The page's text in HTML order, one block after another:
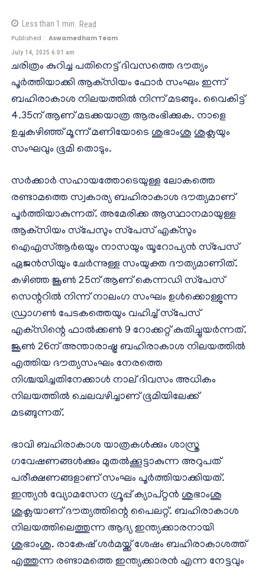
Less than 1 min. Read
Published : Aswamedham Team
July 14, 2025 6:01 am
ചരിത്രം കുറിച്ച പതിനെട്ട് ദിവസത്തെ ദൗത്യം
പൂര്‍ത്തിയാക്കി ആക്‌സിയം ഫോര്‍ സംഘം ഇന്ന്
ബഹിരാകാശ നിലയത്തില്‍ നിന്ന് മടങ്ങും. വൈകിട്ട്
4.35ന് ആണ് മടക്കയാത്ര ആരംഭിക്കുക. നാളെ
ഉച്ചകഴിഞ്ഞ് മൂന്ന് മണിയോടെ ശുഭാംശു ശുക്ലയും
സംഘവും ഭൂമി തൊടും.
സര്‍ക്കാര്‍ സഹായത്തോടെയുള്ള ലോകത്തെ
രണ്ടാമത്തെ സ്വകാര്യ ബഹിരാകാശ ദൗത്യമാണ്
പൂര്‍ത്തിയാകുന്നത്. അമേരിക്ക ആസ്ഥാനമായുള്ള
ആക്‌സിയം സ്‌പേസും സ്‌പേസ് എക്‌സും
ഐഎസ്ആര്‍ഒയും നാസയും യൂറോപ്യന്‍ സ്‌പേസ്
ഏജന്‍സിയും ചേര്‍ന്നുള്ള സംയുക്ത ദൗത്യമാണിത്.
കഴിഞ്ഞ ജൂണ്‍ 25ന് ആണ് കെന്നഡി സ്‌പേസ്
സെന്ററില്‍ നിന്ന് നാലംഗ സംഘം ഉള്‍ക്കൊള്ളുന്ന
ഡ്രാഗണ്‍ പേടകത്തെയും വഹിച്ച് സ്‌പേസ്
എക്‌സിന്റെ ഫാല്‍ക്കണ്‍ 9 റോക്കറ്റ് കുതിച്ചുയര്‍ന്നത്.
ജൂണ്‍ 26ന് അന്താരാഷ്ട്ര ബഹിരാകാശ നിലയത്തില്‍
എത്തിയ ദൗത്യസംഘം നേരത്തെ
നിശ്ചയിച്ചതിനേക്കാള്‍ നാല് ദിവസം അധികം
നിലയത്തില്‍ ചെലവഴിച്ചാണ് ഭൂമിയിലേക്ക്
മടങ്ങുന്നത്.
ഭാവി ബഹിരാകാശ യാത്രകള്‍ക്കും ശാസ്ത്ര
ഗവേഷണങ്ങള്‍ക്കും മുതല്‍ക്കൂട്ടാകുന്ന അറുപത്
പരീക്ഷണങ്ങളാണ് സംഘം പൂര്‍ത്തിയാക്കിയത്.
ഇന്ത്യന്‍ വ്യോമസേന ഗ്രൂപ്പ് ക്യാപ്റ്റന്‍ ശുഭാംശു
ശുക്ലയാണ് ദൗത്യത്തിന്റെ പൈലറ്റ്. ബഹിരാകാശ
നിലയത്തിലെത്തുന്ന ആദ്യ ഇന്ത്യക്കാരനായി
ശുഭാംശു. രാകേഷ് ശര്‍മയ്ക്ക് ശേഷം ബഹിരാകാശത്ത്
എത്തുന്ന രണ്ടാമത്തെ ഇന്ത്യക്കാരന്‍ എന്ന നേട്ടവും